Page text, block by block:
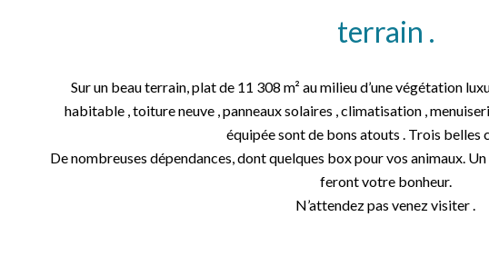
terrain .
Sur un beau terrain, plat de 11 308 m² au milieu d’une végétation
habitable , toiture neuve , panneaux solaires , climatisation ,
équipée sont de bons atouts . Trois belles
De nombreuses dépendances, dont quelques box pour vos animaux.
feront votre bonheur.
N’attendez pas venez visiter .